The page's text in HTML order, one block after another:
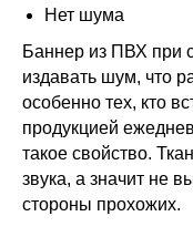
Нет шума
Баннер из ПВХ при
издавать шум, что
особенно тех, кто
продукцией
такое свойство.
звука, а значит не
стороны прохожих.